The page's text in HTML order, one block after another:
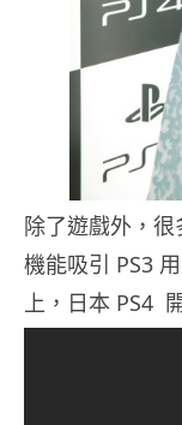
除了遊戲外，
機能吸引 PS3
上，日本 PS4